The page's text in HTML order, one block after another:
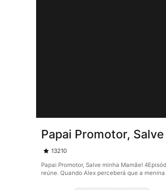
Papai Promotor,
13210
Papai Promotor, Salve minha Mamãe!
reúne. Quando Alex perceberá que a